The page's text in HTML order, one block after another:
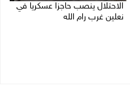
الاحتلال ينصب حاجزا عسكريا في
نعلين غرب رام الله